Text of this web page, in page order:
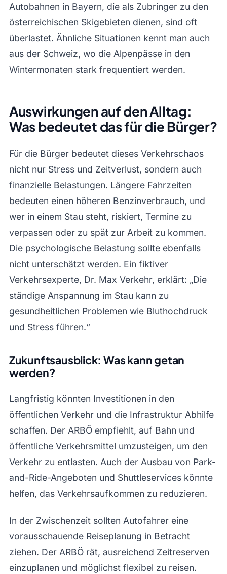
Autobahnen in Bayern, die als Zubringer zu den
österreichischen Skigebieten dienen, sind oft
überlastet. Ähnliche Situationen kennt man auch
aus der Schweiz, wo die Alpenpässe in den
Wintermonaten stark frequentiert werden.
Auswirkungen auf den Alltag:
Was bedeutet das für die Bürger?
Für die Bürger bedeutet dieses Verkehrschaos
nicht nur Stress und Zeitverlust, sondern auch
finanzielle Belastungen. Längere Fahrzeiten
bedeuten einen höheren Benzinverbrauch, und
wer in einem Stau steht, riskiert, Termine zu
verpassen oder zu spät zur Arbeit zu kommen.
Die psychologische Belastung sollte ebenfalls
nicht unterschätzt werden. Ein fiktiver
Verkehrsexperte, Dr. Max Verkehr, erklärt: „Die
ständige Anspannung im Stau kann zu
gesundheitlichen Problemen wie Bluthochdruck
und Stress führen.“
Zukunftsausblick: Was kann getan
werden?
Langfristig könnten Investitionen in den
öffentlichen Verkehr und die Infrastruktur Abhilfe
schaffen. Der ARBÖ empfiehlt, auf Bahn und
öffentliche Verkehrsmittel umzusteigen, um den
Verkehr zu entlasten. Auch der Ausbau von Park-
and-Ride-Angeboten und Shuttleservices könnte
helfen, das Verkehrsaufkommen zu reduzieren.
In der Zwischenzeit sollten Autofahrer eine
vorausschauende Reiseplanung in Betracht
ziehen. Der ARBÖ rät, ausreichend Zeitreserven
einzuplanen und möglichst flexibel zu reisen.